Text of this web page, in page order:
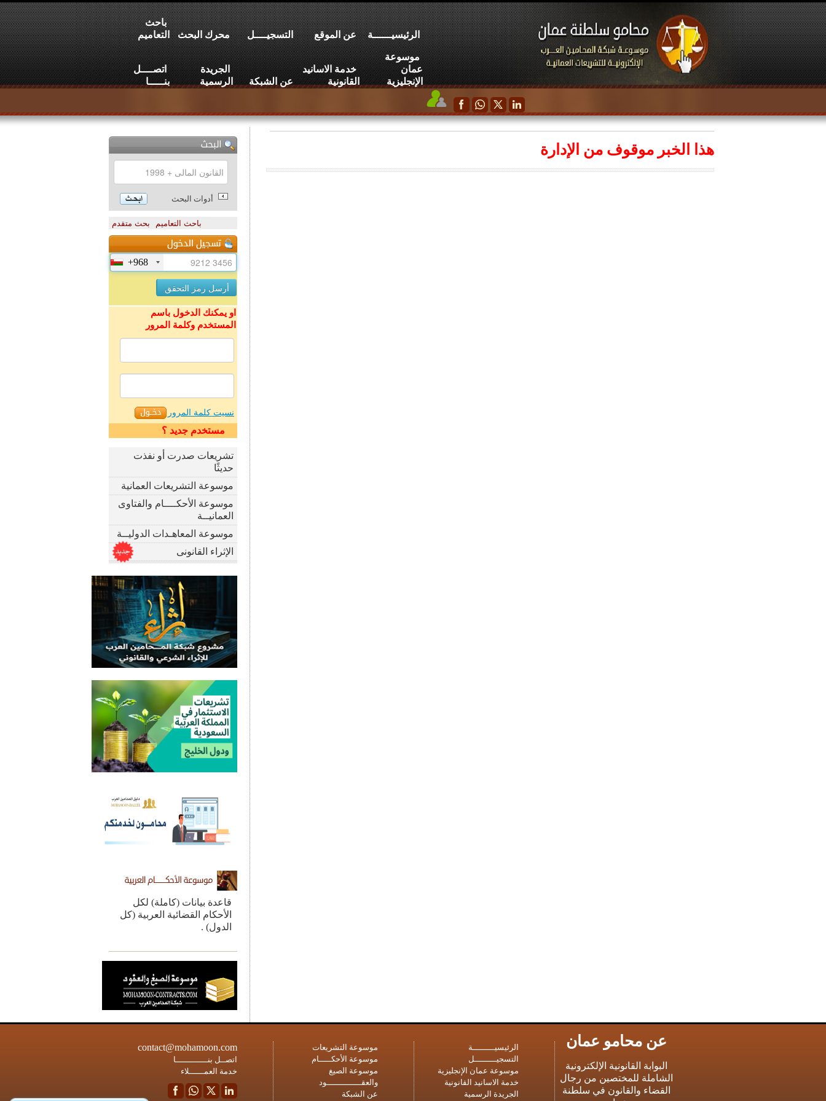
الرئيسيــــــة عن الموقع التسجيــــل محرك البحث
باحث
التعاميم
موسوعة
عمان
الإنجليزية
خدمة الاسانيد
القانونية
عن الشبكة
الجريدة
الرسمية
اتصــــل
بنـــــا
هذا الخبر موقوف من الإدارة
أدوات البحث
باحث التعاميم بحث متقدم
+968
او يمكنك الدخول باسم
المستخدم وكلمة المرور
نسيت كلمة المرور
مستخدم جديد ؟
تشريعات صدرت أو نفذت
حديثًا
موسوعة التشريعات العمانية
موسوعة الأحكــــام والفتاوى
العمانيــة
موسوعة المعاهـدات الدوليــة
الإثراء القانونى
قاعدة بيانات (كاملة) لكل
الأحكام القضائية العربية (كل
الدول) .
عن محامو عمان
البوابة القانونية الإلكترونية
الشاملة للمختصين من رجال
القضاء والقانون في سلطنة
الرئيسيـــــــــة
التسجيـــــــــل
موسوعة عمان الإنجليزية
خدمة الاسانيد القانونية
الجريدة الرسمية
موسوعة التشريعات
موسوعة الأحكـــــام
موسوعة الصيغ
والعقــــــــــــــود
عن الشبكة
contact@mohamoon.com
اتصــل بنـــــــــــــا
خدمة العمــــــلاء